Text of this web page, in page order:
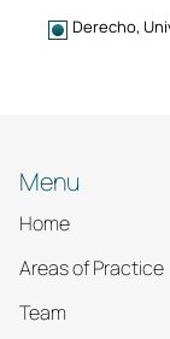
Derecho,
Menu
Home
Areas of Practice
Team